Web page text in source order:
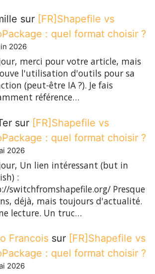
sur [FR]Shapefile vs
: quel format choisir ?
2026
merci pour votre article, mais
l'utilisation d'outils pour sa
(peut-être IA ?). Je fais
référence…
sur [FR]Shapefile vs
: quel format choisir ?
2026
Un lien intéressant (but in
:
switchfromshapefile.org/ Presque
déjà, mais toujours d'actualité.
lecture. Un truc…
Francois sur
[FR]Shapefile vs
: quel format choisir ?
2026